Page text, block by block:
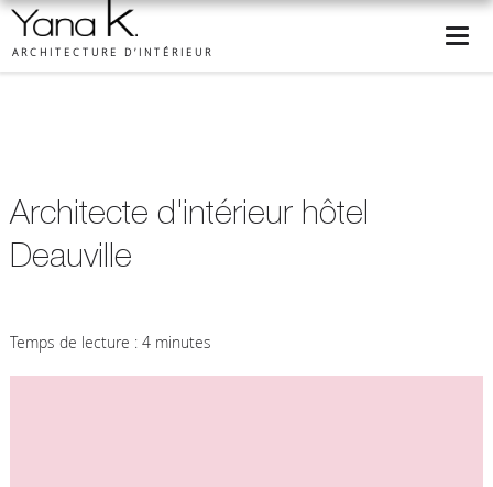
ARCHITECTURE D’INTÉRIEUR
Architecte d'intérieur hôtel
Deauville
Temps de lecture : 4 minutes